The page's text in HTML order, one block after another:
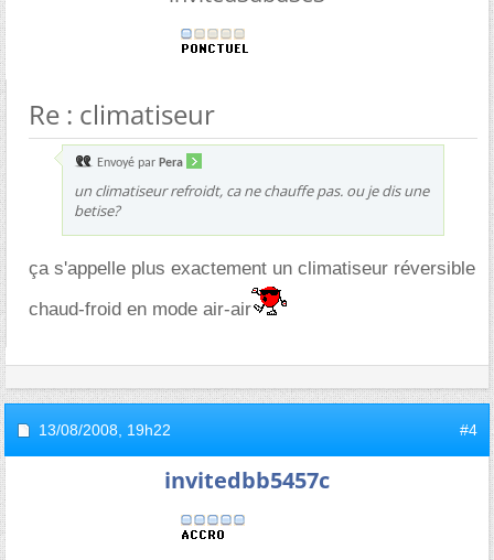
Re : climatiseur
Envoyé par Pera
un climatiseur refroidt, ca ne chauffe pas. ou je dis une
betise?
ça s'appelle plus exactement un climatiseur réversible
chaud-froid en mode air-air
13/08/2008, 19h22 #4
invitedbb5457c